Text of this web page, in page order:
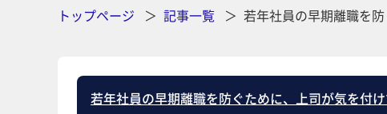
トップページ
記事一覧 若年社員の早期離職を
若年社員の早期離職を防ぐために、上司が気を付